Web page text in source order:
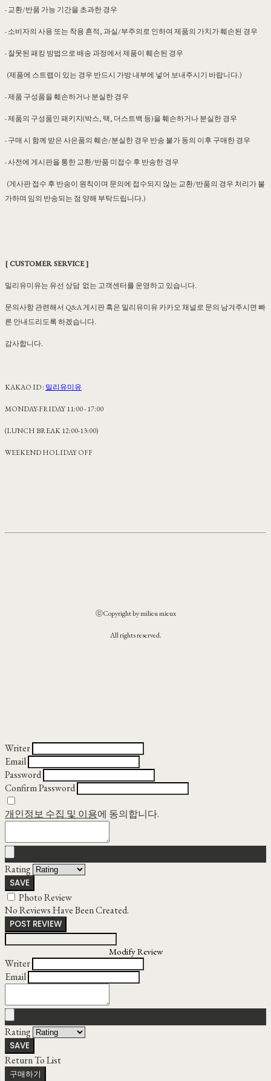
- 교환/반품 가능 기간을 초과한 경우
- 소비자의 사용 또는 착용 흔적, 과실/부주의로 인하여 제품의 가치가 훼손된 경우
- 잘못된 패킹 방법으로 배송 과정에서 제품이 훼손된 경우
(제품에 스트랩이 있는 경우 반드시 가방 내부에 넣어 보내주시기 바랍니다.)
- 제품 구성품을 훼손하거나 분실한 경우
- 제품의 구성품인 패키지(박스, 택, 더스트백 등)을 훼손하거나 분실한 경우
- 구매 시 함께 받은 사은품의 훼손/분실한 경우 반송 불가 동의 이후 구매한 경우
- 사전에 게시판을 통한 교환/반품 미접수 후 반송한 경우
(게사판 접수 후 반송이 원칙이며 문의에 접수되지 않는 교환/반품의 경우 처리가 불
가하며 임의 반송되는 점 양해 부탁드립니다.)
[ CUSTOMER SERVICE ]
밀리유미유는 유선 상담 없는 고객센터를 운영하고 있습니다.
문의사항 관련해서 Q&A 게시판 혹은 밀리유미유 카카오 채널로 문의 남겨주시면 빠
른 안내드리도록 하겠습니다.
감사합니다.
KAKAO ID : 밀리유미유
MONDAY-FRIDAY 11:00 - 17:00
(LUNCH BREAK 12:00-13:00)
WEEKEND HOLIDAY OFF
ⓒCopyright by milieu mieux
All rights reserved.
Writer
Email
Password
Confirm Password
개인정보 수집 및 이용에 동의합니다.
Rating
SAVE
Photo Review
No Reviews Have Been Created.
POST REVIEW
Modify Review
Writer
Email
Rating
SAVE
Return To List
구매하기